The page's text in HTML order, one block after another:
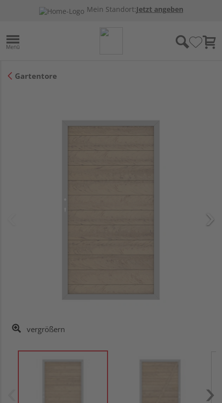
Mein Standort:Jetzt angeben
Gartentore
vergrößern